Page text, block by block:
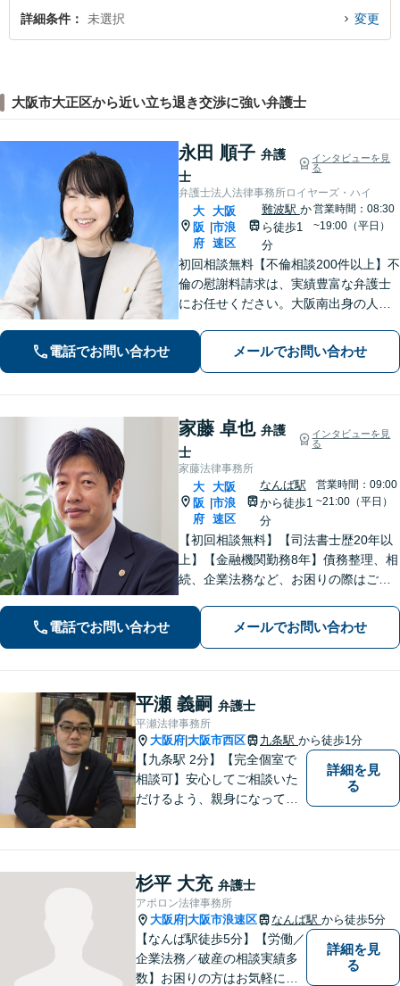
詳細条件 未選択 変更
大阪市大正区から近い立ち退き交渉に強い弁護士
永田 順子 弁護
士
インタビューを見
る
弁護士法人法律事務所ロイヤーズ・ハイ
大
阪
府
|
大阪
市浪
速区
難波駅 か
ら徒歩1
分
営業時間：08:30
~19:00（平日）
初回相談無料【不倫相談200件以上】不
倫の慰謝料請求は、実績豊富な弁護士
にお任せください。大阪南出身の人情
通事故に遭われてお困りの方はお気軽
にお電話ください【当日／夜間／休日
電話でお問い合わせ メールでお問い合わせ
家藤 卓也 弁護
士
インタビューを見
る
家藤法律事務所
大
阪
府
大阪
市浪
速区
なんば駅
から徒歩1
分
営業時間：09:00
~21:00（平日）
【初回相談無料】【司法書士歴20年以
上】【金融機関勤務8年】債務整理、相
続、企業法務など、お困りの際はご相
りを大切にしております。悩む前に、
一度弁護士にご相談ください。【電話
電話でお問い合わせ メールでお問い合わせ
平瀬 義嗣 弁護士
平瀬法律事務所
大阪府 大阪市西区 九条駅 から徒歩1分
【九条駅 2分】【完全個室で
相談可】安心してご相談いた
だけるよう、親身になってお
法律問題は時間の経過ととも
に事態が悪化することが多い
です。 お気軽にご相談くださ
い。
詳細を見
る
杉平 大充 弁護士
アポロン法律事務所
大阪府 大阪市浪速区 なんば駅 から徒歩5分
【なんば駅徒歩5分】【労働／
企業法務／破産の相談実績多
数】お困りの方はお気軽にご
詳細を見
る